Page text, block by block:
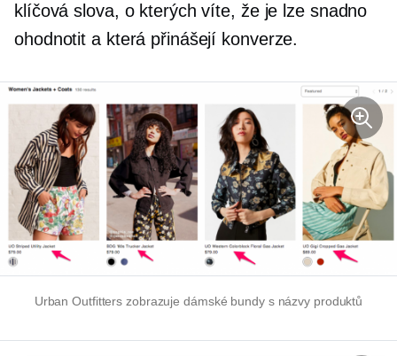
klíčová slova, o kterých víte, že je lze snadno
ohodnotit a která přinášejí konverze.
Urban Outfitters zobrazuje dámské bundy s názvy produktů